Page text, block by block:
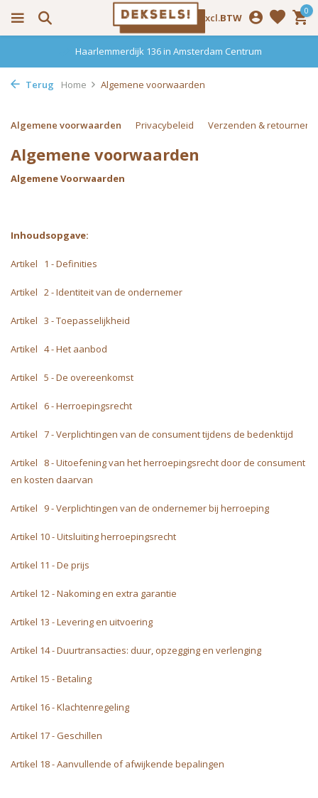
Incl. Excl.BTW
0
Haarlemmerdijk 136 in Amsterdam Centrum
Terug Home Algemene voorwaarden
Algemene voorwaarden Privacybeleid Verzenden &
Algemene voorwaarden
Algemene Voorwaarden
Inhoudsopgave:
Artikel 1 - Definities
Artikel 2 - Identiteit van de ondernemer
Artikel 3 - Toepasselijkheid
Artikel 4 - Het aanbod
Artikel 5 - De overeenkomst
Artikel 6 - Herroepingsrecht
Artikel 7 - Verplichtingen van de consument tijdens de bedenktijd
Artikel 8 - Uitoefening van het herroepingsrecht door de consument
en kosten daarvan
Artikel 9 - Verplichtingen van de ondernemer bij herroeping
Artikel 10 - Uitsluiting herroepingsrecht
Artikel 11 - De prijs
Artikel 12 - Nakoming en extra garantie
Artikel 13 - Levering en uitvoering
Artikel 14 - Duurtransacties: duur, opzegging en verlenging
Artikel 15 - Betaling
Artikel 16 - Klachtenregeling
Artikel 17 - Geschillen
Artikel 18 - Aanvullende of afwijkende bepalingen